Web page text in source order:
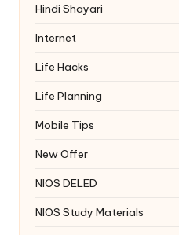
Hindi Shayari
Internet
Life Hacks
Life Planning
Mobile Tips
New Offer
NIOS DELED
NIOS Study Materials